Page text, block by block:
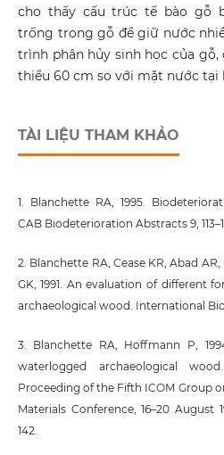
cho thấy cấu trúc tế bào gỗ
trống trong gỗ để giữ nước
trình phân hủy sinh học của
thiểu 60 cm so với mặt nước tại
TÀI LIỆU THAM KHẢO
1. Blanchette RA, 1995.
CAB Biodeterioration Abstracts 9,
2. Blanchette RA, Cease KR, Abad
GK, 1991. An evaluation of different
archaeological wood. International
3. Blanchette RA, Hoffmann P,
waterlogged archaeological
Proceeding of the Fifth ICOM Group
Materials Conference, 16–20 August
142.